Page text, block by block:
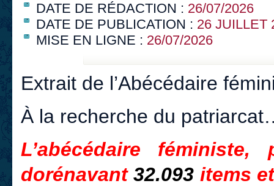
DATE DE RÉDACTION : 26/07/2026
DATE DE PUBLICATION : 26 JUILLET
MISE EN LIGNE : 26/07/2026
Extrait de l’Abécédaire
À la recherche du
L’abécédaire
dorénavant 32.093 items